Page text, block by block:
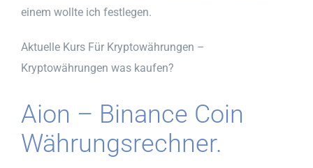
einem wollte ich festlegen.
Aktuelle Kurs Für Kryptowährungen –
Kryptowährungen was kaufen?
Aion – Binance Coin
Währungsrechner.